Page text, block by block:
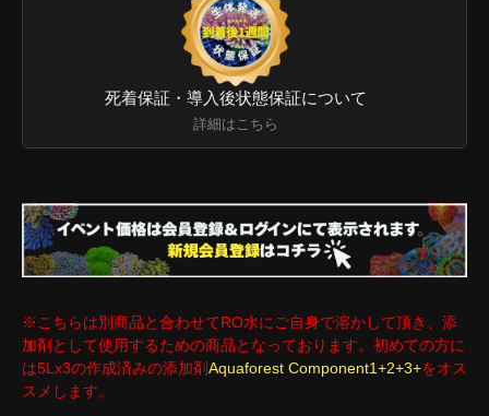
死着保証・導入後状態保証について
詳細はこちら
※こちらは別商品と合わせてRO水にご自身で溶かして頂き、添
加剤として使用するための商品となっております。初めての方に
は5Lx3の作成済みの添加剤Aquaforest Component1+2+3+をオス
スメします。